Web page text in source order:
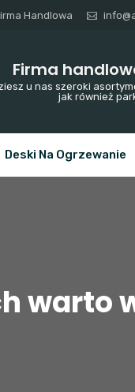
Handlowa
Firma
u nas szeroki
jak również
Deski Na Ogrzewanie
warto